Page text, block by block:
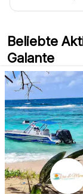
Beliebte
Galante